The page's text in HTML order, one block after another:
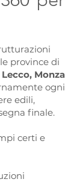
province di
Monza
ogni
edili,
finale.
certi e